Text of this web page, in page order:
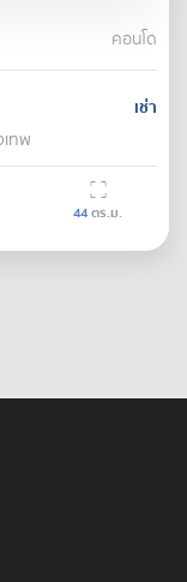
คอนโด
เช่า
ทพ
44ตร.ม.